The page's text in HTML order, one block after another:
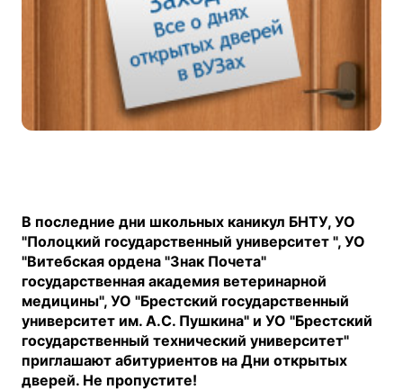
В последние дни школьных каникул БНТУ, УО
"Полоцкий государственный университет ", УО
"Витебская ордена "Знак Почета"
государственная академия ветеринарной
медицины", УО "Брестский государственный
университет им. А.С. Пушкина" и УО "Брестский
государственный технический университет"
приглашают абитуриентов на Дни открытых
дверей. Не пропустите!